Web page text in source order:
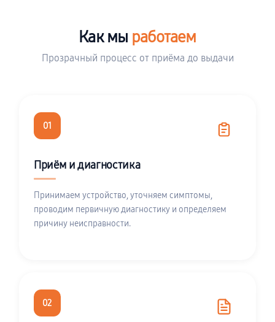
Как мы работаем
Прозрачный процесс от приёма до выдачи
01
Приём и диагностика
Принимаем устройство, уточняем симптомы,
проводим первичную диагностику и определяем
причину неисправности.
02